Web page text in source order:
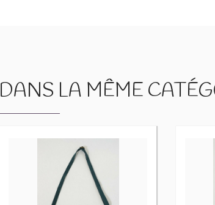
DANS LA MÊME